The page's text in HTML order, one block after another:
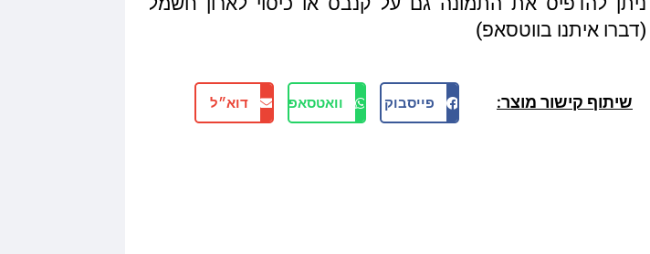
(דברו איתנו בווטסאפ)
שיתוף קישור מוצר: פייסבוק וואטסאפ דוא״ל